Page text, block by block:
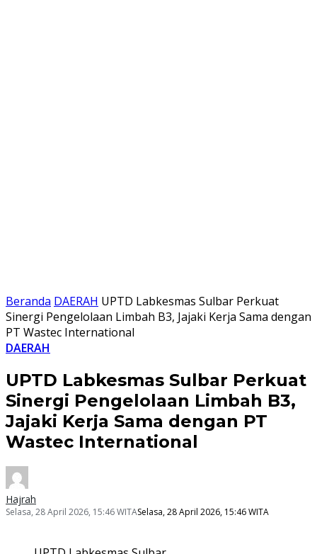
Beranda DAERAH UPTD Labkesmas Sulbar Perkuat
Sinergi Pengelolaan Limbah B3, Jajaki Kerja Sama dengan
PT Wastec International
DAERAH
UPTD Labkesmas Sulbar Perkuat
Sinergi Pengelolaan Limbah B3,
Jajaki Kerja Sama dengan PT
Wastec International
Hajrah
Selasa, 28 April 2026, 15:46 WITASelasa, 28 April 2026, 15:46 WITA